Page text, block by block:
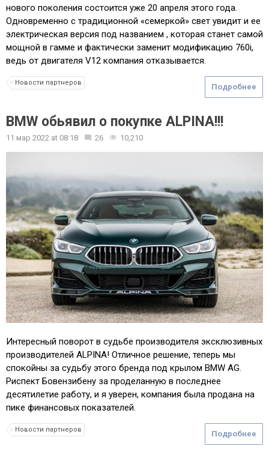
нового поколения состоится уже 20 апреля этого года.
Одновременно с традиционной «семеркой» свет увидит и ее
электрическая версия под названием , которая станет самой
мощной в гамме и фактически заменит модификацию 760i,
ведь от двигателя V12 компания отказывается.
Подробнее
Новости партнеров
BMW обьявил о покупке ALPINA!!!
11 мар 2022 at 08:18 26 10,210
Интересный поворот в судьбе производителя эксклюзивных
производителей ALPINA! Отличное решение, теперь мы
спокойны за судьбу этого бренда под крылом BMW AG.
Риспект Бовензибену за проделанную в последнее
десятилетие работу, и я уверен, компания была продана на
пике финансовых показателей.
Подробнее
Новости партнеров